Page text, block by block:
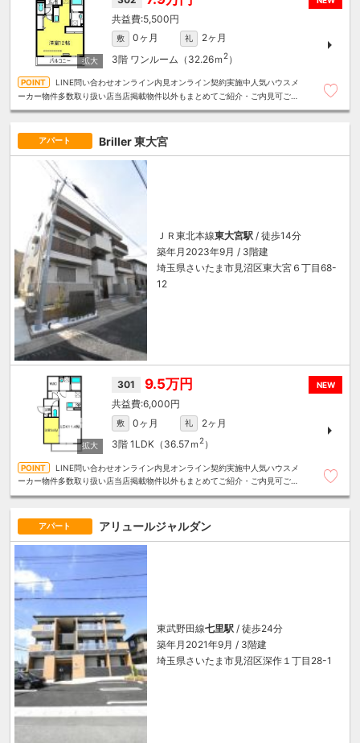
5,500円
敷 0ヶ月 礼
2ヶ月
3階 ワンルーム（32.26ｍ 2）
LINE問い合わせオンライン内見オンライン契約実施中人気ハウスメ
ーカー物件多数取り扱い店当店掲載物件以外もまとめてご紹介・ご内見可ご予
アパート Briller 東大宮
ＪＲ東北本線東大宮駅 / 徒歩14分
築年月2023年9月 / 3階建
埼玉県さいたま市見沼区東大宮６丁目68-
12
NEW
301 9.5万円
6,000円
敷 0ヶ月 礼
2ヶ月
3階 1LDK（36.57ｍ 2）
LINE問い合わせオンライン内見オンライン契約実施中人気ハウスメ
ーカー物件多数取り扱い店当店掲載物件以外もまとめてご紹介・ご内見可ご予
アパート アリュールジャルダン
東武野田線七里駅 / 徒歩24分
築年月2021年9月 / 3階建
埼玉県さいたま市見沼区深作１丁目28-1